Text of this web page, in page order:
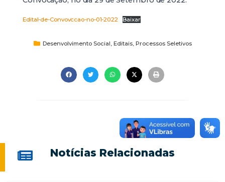
Edital-de-Convovccao-no-01-2022 Baixar
Desenvolvimento Social Editais, Processos Seletivos
Notícias Relacionadas